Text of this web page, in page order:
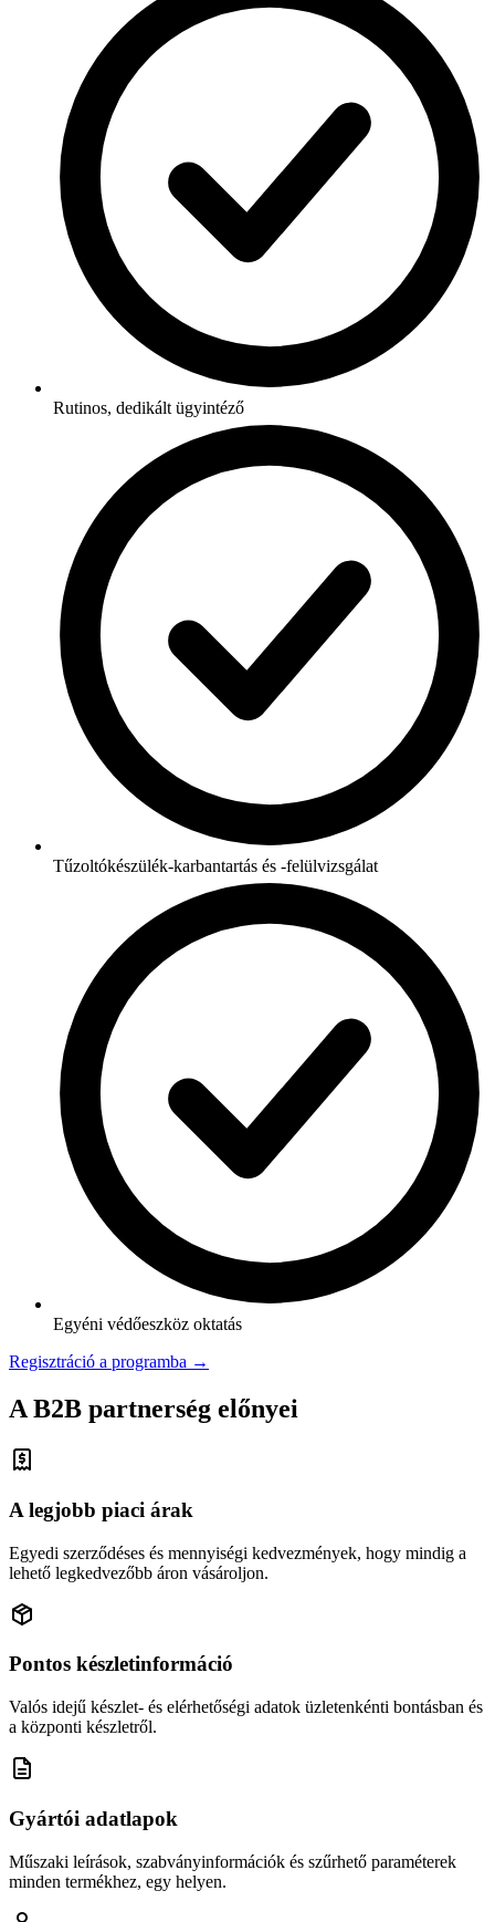
Rutinos, dedikált ügyintéző
Tűzoltókészülék-karbantartás és -felülvizsgálat
Egyéni védőeszköz oktatás
Regisztráció a programba →
A B2B partnerség előnyei
A legjobb piaci árak
Egyedi szerződéses és mennyiségi kedvezmények, hogy mindig a
lehető legkedvezőbb áron vásároljon.
Pontos készletinformáció
Valós idejű készlet- és elérhetőségi adatok üzletenkénti bontásban és
a központi készletről.
Gyártói adatlapok
Műszaki leírások, szabványinformációk és szűrhető paraméterek
minden termékhez, egy helyen.